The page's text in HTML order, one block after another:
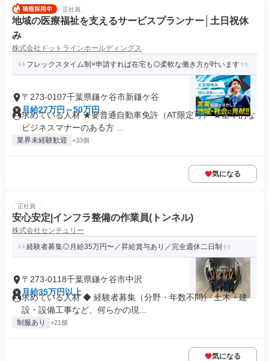
正社員
地域の医療福祉を支えるサービスプランナー│土日祝休
み
株式会社ドットラインホールディングス
フレックスタイム制×申請すれば在宅も◎柔軟な働き方が叶います
〒273-0107千葉県鎌ケ谷市新鎌ケ谷
月給27万円～50万円
求めている人材 ★要普通自動車免許（AT限定可） ★基本的な
ビジネスマナーのある方 ...
業界未経験歓迎 +33個
気になる
正社員
安心安定|インフラ整備の作業員(トンネル)
株式会社センチュリー
経験者募集◎月給35万円〜／昇給賞与あり／完全週休二日制
〒273-0118千葉県鎌ケ谷市中沢
月給35万円以上
求めている人材 ◆ 経験者募集（分野・年数不問） 土木・建
設・設備工事など、何らかの現...
制服あり +21個
気になる